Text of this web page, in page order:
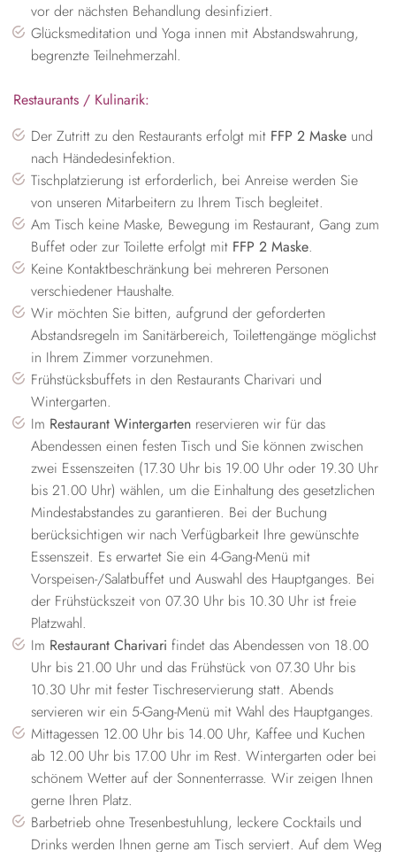
vor der nächsten Behandlung desinfiziert.
Glücksmeditation und Yoga innen mit Abstandswahrung,
begrenzte Teilnehmerzahl.
Restaurants / Kulinarik:
Der Zutritt zu den Restaurants erfolgt mit FFP 2 Maske und
nach Händedesinfektion.
Tischplatzierung ist erforderlich, bei Anreise werden Sie
von unseren Mitarbeitern zu Ihrem Tisch begleitet.
Am Tisch keine Maske, Bewegung im Restaurant, Gang zum
Buffet oder zur Toilette erfolgt mit FFP 2 Maske.
Keine Kontaktbeschränkung bei mehreren Personen
verschiedener Haushalte.
Wir möchten Sie bitten, aufgrund der geforderten
Abstandsregeln im Sanitärbereich, Toilettengänge möglichst
in Ihrem Zimmer vorzunehmen.
Frühstücksbuffets in den Restaurants Charivari und
Wintergarten.
Im Restaurant Wintergarten reservieren wir für das
Abendessen einen festen Tisch und Sie können zwischen
zwei Essenszeiten (17.30 Uhr bis 19.00 Uhr oder 19.30 Uhr
bis 21.00 Uhr) wählen, um die Einhaltung des gesetzlichen
Mindestabstandes zu garantieren. Bei der Buchung
berücksichtigen wir nach Verfügbarkeit Ihre gewünschte
Essenszeit. Es erwartet Sie ein 4-Gang-Menü mit
Vorspeisen-/Salatbuffet und Auswahl des Hauptganges. Bei
der Frühstückszeit von 07.30 Uhr bis 10.30 Uhr ist freie
Platzwahl.
Im Restaurant Charivari findet das Abendessen von 18.00
Uhr bis 21.00 Uhr und das Frühstück von 07.30 Uhr bis
10.30 Uhr mit fester Tischreservierung statt. Abends
servieren wir ein 5-Gang-Menü mit Wahl des Hauptganges.
Mittagessen 12.00 Uhr bis 14.00 Uhr, Kaffee und Kuchen
ab 12.00 Uhr bis 17.00 Uhr im Rest. Wintergarten oder bei
schönem Wetter auf der Sonnenterrasse. Wir zeigen Ihnen
gerne Ihren Platz.
Barbetrieb ohne Tresenbestuhlung, leckere Cocktails und
Drinks werden Ihnen gerne am Tisch serviert. Auf dem Weg